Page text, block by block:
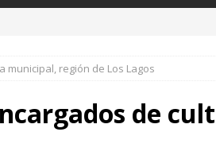
municipal, región de Los Lagos
de